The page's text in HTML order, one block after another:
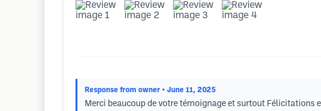
Response from owner • June 11, 2025
Merci beaucoup de votre témoignage et surtout Félicitations